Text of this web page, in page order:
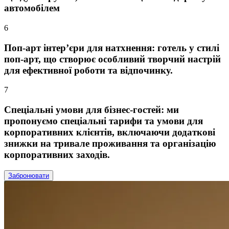
автомобілем
6
Поп-арт інтер’єри для натхнення: готель у стилі
поп-арт, що створює особливий творчий настрій
для ефективної роботи та відпочинку.
7
Спеціальні умови для бізнес-гостей: ми
пропонуємо спеціальні тарифи та умови для
корпоративних клієнтів, включаючи додаткові
знижки на тривале проживання та організацію
корпоративних заходів.
Забронювати